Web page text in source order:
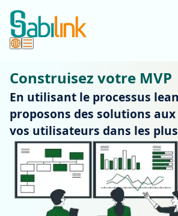
Construisez votre MVP
En utilisant le processus
proposons des solutions
vos utilisateurs dans les